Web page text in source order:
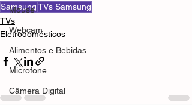
Mouse
Webcam
Alimentos e Bebidas
Microfone
Câmera Digital
SamsungTVs Samsung
TVs
Eletrodomésticos